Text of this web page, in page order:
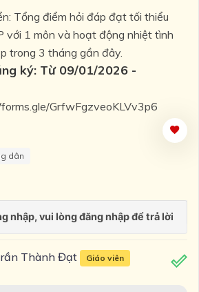
Tổng điểm hỏi đáp đạt tối thiểu
với 1 môn và hoạt động nhiệt tình
trong 3 tháng gần đây.
ký: Từ 09/01/2026 -
GrfwFgzveoKLVv3p6
dân
Thành Đạt Giáo viên